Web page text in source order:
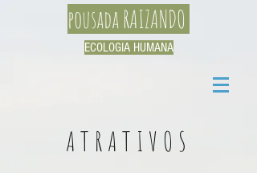
pousada RAIZANDO
ECOLOGIA HUMANA
ATRATIVOS